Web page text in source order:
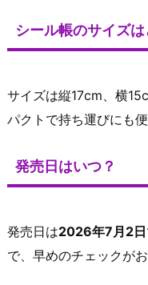
シール帳のサイズは
サイズは縦17cm、横
パクトで持ち運びにも
発売日はいつ？
発売日は2026年7月2日
で、早めのチェックが